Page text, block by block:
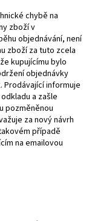
chybě na
zboží v
objednávání, není
zboží za tuto zcela
kupujícímu bylo
objednávky
informuje
a zašle
pozměněnou
za nový návrh
případě
na emailovou